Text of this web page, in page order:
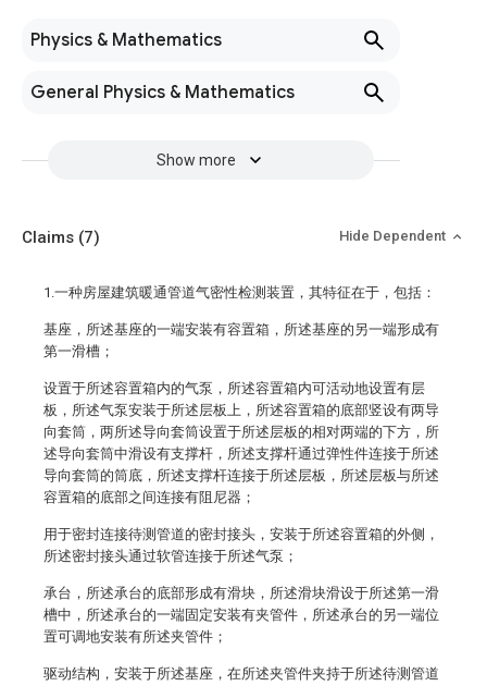
Physics & Mathematics
General Physics & Mathematics
Show more
Claims (7) Hide Dependent
1.一种房屋建筑暖通管道气密性检测装置，其特征在于，包括：
基座，所述基座的一端安装有容置箱，所述基座的另一端形成有
第一滑槽；
设置于所述容置箱内的气泵，所述容置箱内可活动地设置有层
板，所述气泵安装于所述层板上，所述容置箱的底部竖设有两导
向套筒，两所述导向套筒设置于所述层板的相对两端的下方，所
述导向套筒中滑设有支撑杆，所述支撑杆通过弹性件连接于所述
导向套筒的筒底，所述支撑杆连接于所述层板，所述层板与所述
容置箱的底部之间连接有阻尼器；
用于密封连接待测管道的密封接头，安装于所述容置箱的外侧，
所述密封接头通过软管连接于所述气泵；
承台，所述承台的底部形成有滑块，所述滑块滑设于所述第一滑
槽中，所述承台的一端固定安装有夹管件，所述承台的另一端位
置可调地安装有所述夹管件；
驱动结构，安装于所述基座，在所述夹管件夹持于所述待测管道